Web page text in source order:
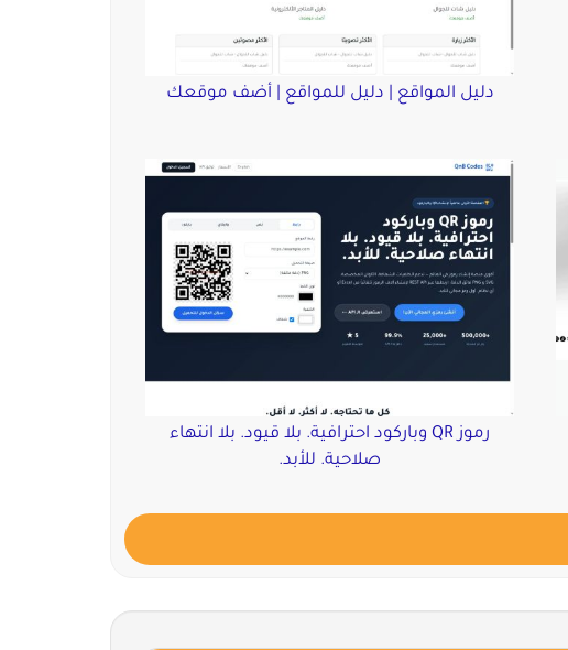
دليل المواقع | دليل للمواقع | أضف موقعك
رموز QR وباركود احترافية. بلا قيود. بلا انتهاء
صلاحية. للأبد.